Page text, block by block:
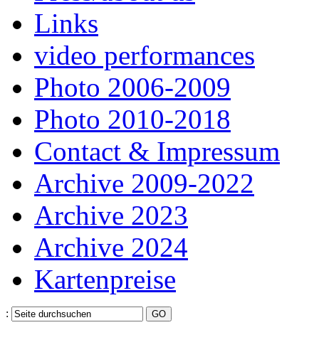
Links
video performances
Photo 2006-2009
Photo 2010-2018
Contact & Impressum
Archive 2009-2022
Archive 2023
Archive 2024
Kartenpreise
: